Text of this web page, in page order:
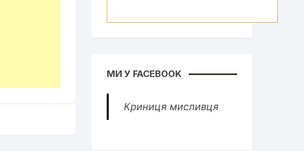
МИ У FACEBOOK
Криниця мисливця